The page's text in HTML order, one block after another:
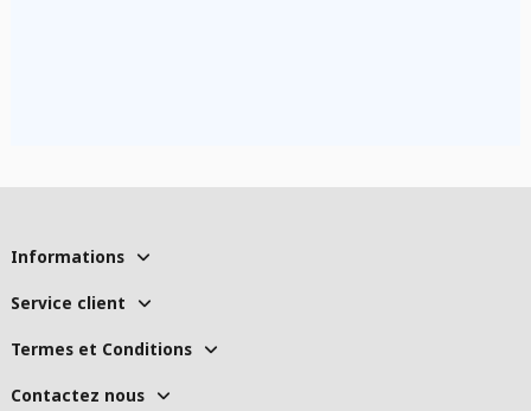
Informations
Service client
Termes et Conditions
Contactez nous